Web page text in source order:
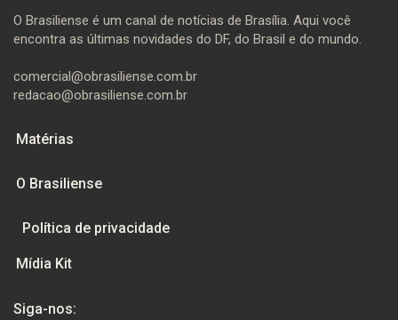
O Brasiliense é um canal de notícias de Brasília. Aqui você
encontra as últimas novidades do DF, do Brasil e do mundo.
comercial@obrasiliense.com.br
redacao@obrasiliense.com.br
Matérias
O Brasiliense
Política de privacidade
Mídia Kit
Siga-nos: